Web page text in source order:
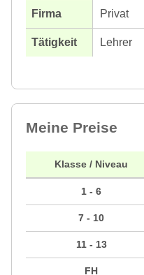
Privat
Lehrer
Meine Preise
Klasse / Niveau
1 - 6
7 - 10
11 - 13
FH